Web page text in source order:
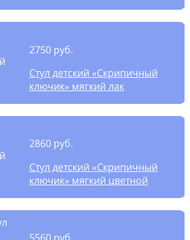
2750 руб.
Стул детский «Скрипичный
ключик» мягкий лак
2860 руб.
Стул детский «Скрипичный
ключик» мягкий цветной